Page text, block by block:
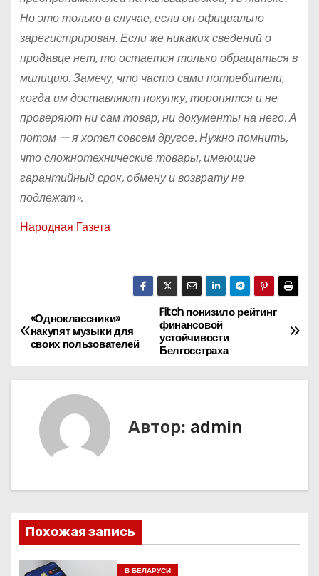
Но это только в случае, если он официально
зарегистрирован. Если же никаких сведений о
продавце нет, то остается только обращаться в
милицию. Замечу, что часто сами потребители,
когда им доставляют покупку, торопятся и не
проверяют ни сам товар, ни документы на него. А
потом — я хотел совсем другое. Нужно помнить,
что сложнотехнические товары, имеющие
гарантийный срок, обмену и возврату не
подлежат».
Народная Газета
Н
а
в
ц
и
я
Fitch понизило рейтинг
финансовой
устойчивости
Белгосстраха
«Одноклассники»
накупят музыки для
своих пользователей
Автор: admin
Похожая запись
В БЕЛАРУСИ